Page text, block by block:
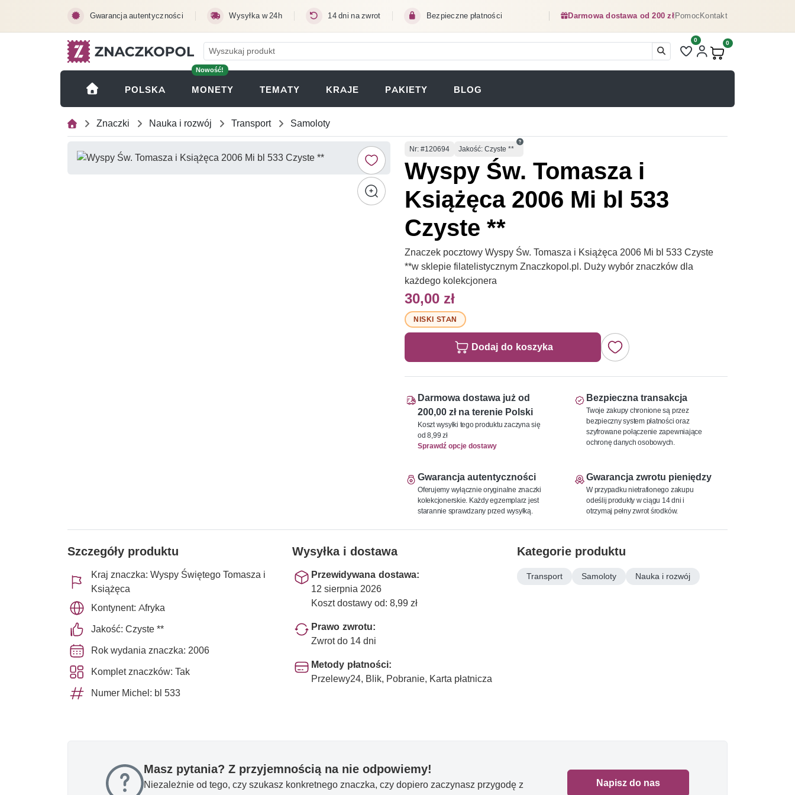
Gwarancja autentyczności Wysyłka w 24h 14 dni na zwrot Bezpieczne płatności Darmowa dostawa od 200 złPomocKontakt
Liczba pozycji na liście
0
Produkty w koszyku:
0
POLSKA
Nowość!
MONETY (OTWIERA SIĘ W NOWEJ KARCIE)
TEMATY KRAJE PAKIETY BLOG
Znaczki Nauka i rozwój Transport Samoloty
Numer
Nr: #120694 Jakość: Czyste **
Wyspy Św. Tomasza i
Książęca 2006 Mi bl 533
Czyste **
Znaczek pocztowy Wyspy Św. Tomasza i Książęca 2006 Mi bl 533 Czyste
**w sklepie filatelistycznym Znaczkopol.pl. Duży wybór znaczków dla
każdego kolekcjonera
30,00 zł
NISKI STAN
Dodaj do koszyka
Darmowa dostawa już od
200,00 zł na terenie Polski
Koszt wysyłki tego produktu zaczyna się
od 8,99 zł
Sprawdź opcje dostawy
Bezpieczna transakcja
Twoje zakupy chronione są przez
bezpieczny system płatności oraz
szyfrowane połączenie zapewniające
ochronę danych osobowych.
Gwarancja autentyczności
Oferujemy wyłącznie oryginalne znaczki
kolekcjonerskie. Każdy egzemplarz jest
starannie sprawdzany przed wysyłką.
Gwarancja zwrotu pieniędzy
W przypadku nietrafionego zakupu
odeślij produkty w ciągu 14 dni i
otrzymaj pełny zwrot środków.
Szczegóły produktu
Kraj znaczka: Wyspy Świętego Tomasza i
Książęca
Kontynent: Afryka
Jakość: Czyste **
Rok wydania znaczka: 2006
Komplet znaczków: Tak
Numer Michel: bl 533
Wysyłka i dostawa
Przewidywana dostawa:
12 sierpnia 2026
Koszt dostawy od: 8,99 zł
Prawo zwrotu:
Zwrot do 14 dni
Metody płatności:
Przelewy24, Blik, Pobranie, Karta płatnicza
Kategorie produktu
Transport Samoloty Nauka i rozwój
Masz pytania? Z przyjemnością na nie odpowiemy!
Niezależnie od tego, czy szukasz konkretnego znaczka, czy dopiero zaczynasz przygodę z
Napisz do nas